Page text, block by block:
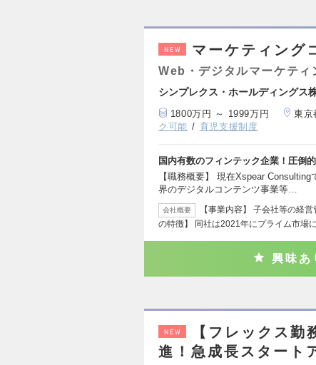
NEW マーケティング
Web・デジタルマーケティ
シンプレクス・ホールディングス
1800万円 ～ 1999万円 東京
ク可能
育児支援制度
国内有数のフィンテック企業！圧倒
【職務概要】 現在Xspear
界のデジタルコンテンツ事業等…
会社概要
【事業内容】 子会社等の経
の特徴】 同社は2021年にプライム市場
興味あ
NEW
【フレックス
進！急成長スタート